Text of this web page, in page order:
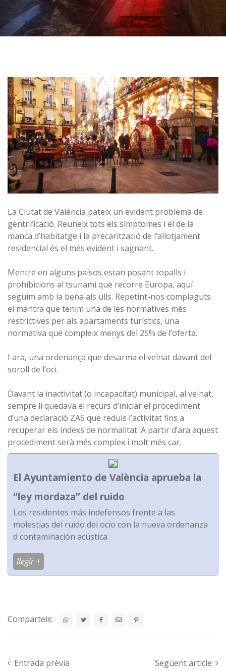
La Ciutat de València pateix un evident problema de
gentrificació. Reuneix tots els símptomes i el de la
manca d’habitatge i la precarització de l’allotjament
residencial és el més evident i sagnant.
Mentre en alguns països estan posant topalls i
prohibicions al tsunami que recorre Europa, aquí
seguim amb la bena als ulls. Repetint-nos complaguts
el mantra que tenim una de les normatives més
restrictives per als apartaments turístics, una
normativa que compleix menys del 25% de l’oferta.
I ara, una ordenança que desarma el veïnat davant del
soroll de l’oci.
Davant la inactivitat (o incapacitat) municipal, al veïnat,
sempre li quedava el recurs d’iniciar el procediment
d’una declaració ZAS que reduís l’activitat fins a
recuperar els índexs de normalitat. A partir d’ara aquest
procediment serà més complex i molt més car.
El Ayuntamiento de València aprueba la
“ley mordaza” del ruido
Los residentes más indefensos frente a las
molestias del ruido del ocio con la nueva ordenanza
d contaminación acústica
llegir +
Comparteix:
Post navigation
Entrada prèvia
Següent article